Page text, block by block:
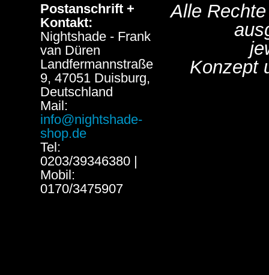
Postanschrift +
Kontakt:
Nightshade - Frank
van Düren
Landfermannstraße
9, 47051 Duisburg,
Deutschland
Mail:
info@nightshade-
shop.de
Tel:
0203/39346380 |
Mobil:
0170/3475907
Alle
Konzept